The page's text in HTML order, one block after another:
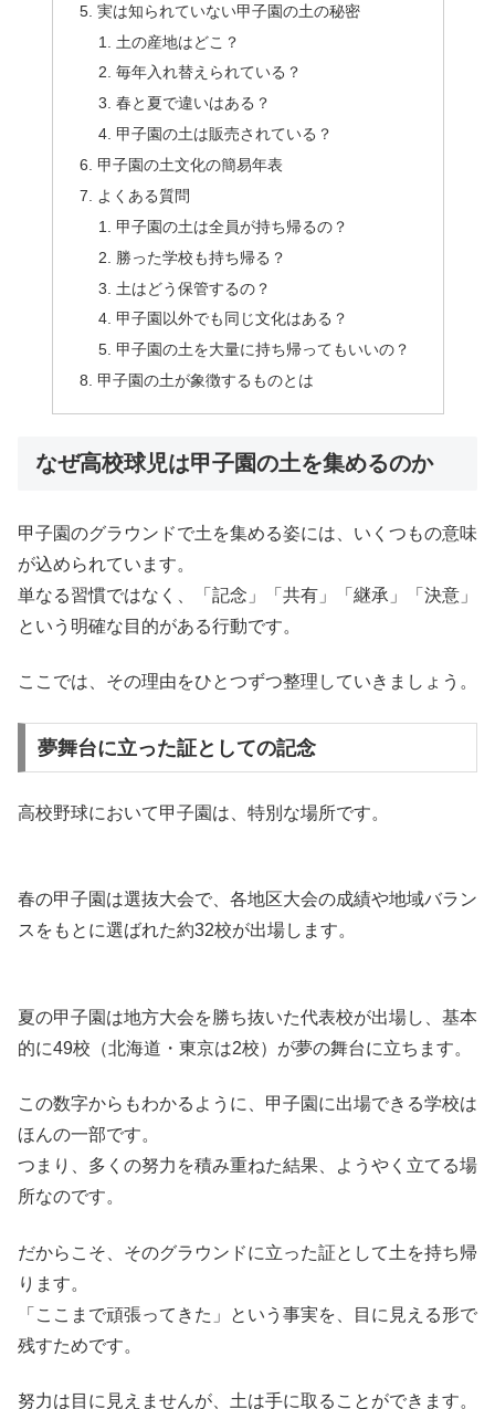
実は知られていない甲子園の土の秘密
土の産地はどこ？
毎年入れ替えられている？
春と夏で違いはある？
甲子園の土は販売されている？
甲子園の土文化の簡易年表
よくある質問
甲子園の土は全員が持ち帰るの？
勝った学校も持ち帰る？
土はどう保管するの？
甲子園以外でも同じ文化はある？
甲子園の土を大量に持ち帰ってもいいの？
甲子園の土が象徴するものとは
なぜ高校球児は甲子園の土を集めるのか
甲子園のグラウンドで土を集める姿には、いくつもの意味
が込められています。
単なる習慣ではなく、「記念」「共有」「継承」「決意」
という明確な目的がある行動です。
ここでは、その理由をひとつずつ整理していきましょう。
夢舞台に立った証としての記念
高校野球において甲子園は、特別な場所です。
春の甲子園は選抜大会で、各地区大会の成績や地域バラン
スをもとに選ばれた約32校が出場します。
夏の甲子園は地方大会を勝ち抜いた代表校が出場し、基本
的に49校（北海道・東京は2校）が夢の舞台に立ちます。
この数字からもわかるように、甲子園に出場できる学校は
ほんの一部です。
つまり、多くの努力を積み重ねた結果、ようやく立てる場
所なのです。
だからこそ、そのグラウンドに立った証として土を持ち帰
ります。
「ここまで頑張ってきた」という事実を、目に見える形で
残すためです。
努力は目に見えませんが、土は手に取ることができます。